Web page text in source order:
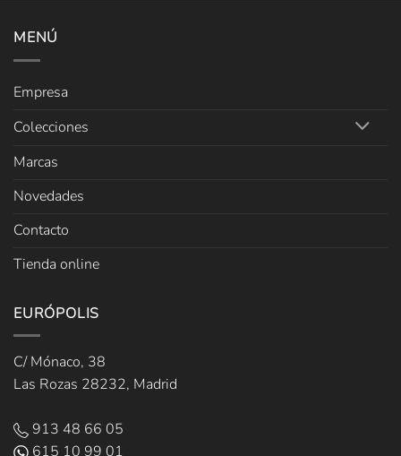
MENÚ
Empresa
Colecciones
Marcas
Novedades
Contacto
Tienda online
EURÓPOLIS
C/ Mónaco, 38
Las Rozas 28232, Madrid
913 48 66 05
615 10 99 01